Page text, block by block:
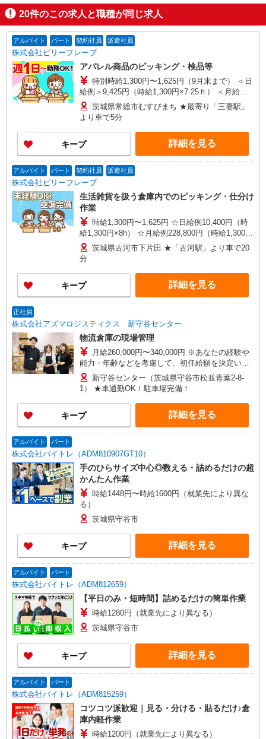
20件のこの求人と職種が同じ求人
アルバイト パート 契約社員 派遣社員
株式会社ビリーフレーブ
アパレル商品のピッキング・検品等
特別時給1,300円〜1,625円（9月末まで） ＜日
給例＞9,425円（時給1,300円×7.25ｈ） ＜月給例
＞207,350円（時給1,300円×7.25ｈ×22日） 時給
1,200円〜1,500円（通常時給） ＜日給例＞8,700
円（時給1,200円×7.25h） ＜月給例＞191,400円
（時給1,200円×7.25h×22日） ※経験・能力等によ
る
茨城県常総市むすびまち ★最寄り「三妻駅」
より車で5分
キープ 詳細を見る
アルバイト パート 契約社員 派遣社員
株式会社ビリーフレーブ
生活雑貨を扱う倉庫内でのピッキング・仕分け
作業
時給1,300円〜1,625円 ☆日給例10,400円（時
給1,300円×8h） ☆月給例228,800円（時給1,300円
×8h×22日） ※経験・能力等による
茨城県古河市下片田 ★「古河駅」より車で20
分
キープ 詳細を見る
正社員
株式会社アズマロジスティクス 新守谷センター
物流倉庫の現場管理
月給260,000円〜340,000円 ※あなたの経験や
能力・年齢などを考慮して、初任給額を決定いた
します。 ※上記月給額には固定残業手当（月15時
間分・26,500円〜34,500円）が含まれます。 時
間超過分の時間外手当は、別途支給いたします。
※2ヶ月の試用期間があります。その間の給与・待
遇に変更はありません。 ＜年収例＞ 400万円（25
歳・入社2年目） 520万円（29歳・入社5年目）
新守谷センター（茨城県守谷市松並青葉2-8-
1） ★車通勤OK！駐車場完備！
キープ 詳細を見る
アルバイト パート
株式会社バイトレ（ADM810907GT10）
手のひらサイズ中心◎数える・詰めるだけの超
かんたん作業
時給1448円〜時給1600円（就業先により異な
る）
茨城県守谷市
キープ 詳細を見る
アルバイト パート
株式会社バイトレ（ADM812659）
【平日のみ・短時間】詰めるだけの簡単作業
時給1280円（就業先により異なる）
茨城県守谷市
キープ 詳細を見る
アルバイト パート
株式会社バイトレ（ADM815259）
コツコツ派歓迎｜見る・分ける・貼るだけ♪倉
庫内軽作業
時給1200円（就業先により異なる）